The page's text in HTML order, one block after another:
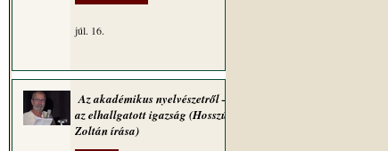
júl. 16.
Az akadémikus nyelvészetről –
az elhallgatott igazság (Hosszú
Zoltán írása)